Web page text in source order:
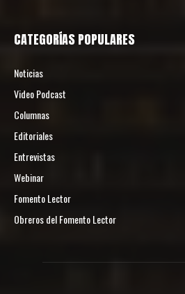
CATEGORÍAS POPULARES
Noticias
Video Podcast
Columnas
Editoriales
Entrevistas
Webinar
Fomento Lector
Obreros del Fomento Lector